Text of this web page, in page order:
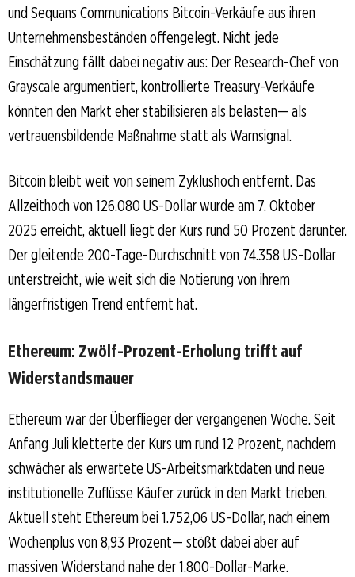
und Sequans Communications Bitcoin-Verkäufe aus ihren
Unternehmensbeständen offengelegt. Nicht jede
Einschätzung fällt dabei negativ aus: Der Research-Chef von
Grayscale argumentiert, kontrollierte Treasury-Verkäufe
könnten den Markt eher stabilisieren als belasten— als
vertrauensbildende Maßnahme statt als Warnsignal.
Bitcoin bleibt weit von seinem Zyklushoch entfernt. Das
Allzeithoch von 126.080 US-Dollar wurde am 7. Oktober
2025 erreicht, aktuell liegt der Kurs rund 50 Prozent darunter.
Der gleitende 200-Tage-Durchschnitt von 74.358 US-Dollar
unterstreicht, wie weit sich die Notierung von ihrem
längerfristigen Trend entfernt hat.
Ethereum: Zwölf-Prozent-Erholung trifft auf
Widerstandsmauer
Ethereum war der Überflieger der vergangenen Woche. Seit
Anfang Juli kletterte der Kurs um rund 12 Prozent, nachdem
schwächer als erwartete US-Arbeitsmarktdaten und neue
institutionelle Zuflüsse Käufer zurück in den Markt trieben.
Aktuell steht Ethereum bei 1.752,06 US-Dollar, nach einem
Wochenplus von 8,93 Prozent— stößt dabei aber auf
massiven Widerstand nahe der 1.800-Dollar-Marke.